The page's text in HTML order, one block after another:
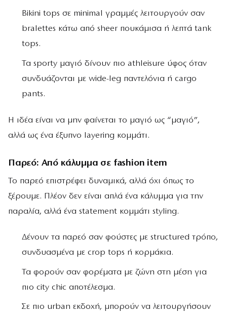
Bikini tops σε minimal γραμμές λειτουργούν σαν
bralettes κάτω από sheer πουκάμισα ή λεπτά tank
tops.
Τα sporty μαγιό δίνουν πιο athleisure ύφος όταν
συνδυάζονται με wide-leg παντελόνια ή cargo
pants.
Η ιδέα είναι να μην φαίνεται το μαγιό ως “μαγιό”,
αλλά ως ένα έξυπνο layering κομμάτι.
Παρεό: Από κάλυμμα σε fashion item
Το παρεό επιστρέφει δυναμικά, αλλά όχι όπως το
ξέρουμε. Πλέον δεν είναι απλά ένα κάλυμμα για την
παραλία, αλλά ένα statement κομμάτι styling.
Δένουν τα παρεό σαν φούστες με structured τρόπο,
συνδυασμένα με crop tops ή κορμάκια.
Τα φορούν σαν φορέματα με ζώνη στη μέση για
πιο city chic αποτέλεσμα.
Σε πιο urban εκδοχή, μπορούν να λειτουργήσουν